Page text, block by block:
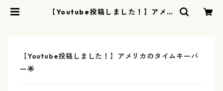
【Youtube投稿しました！】アメリ
【Youtube投稿しました！】アメリカのタイムキーパ
ー🌟